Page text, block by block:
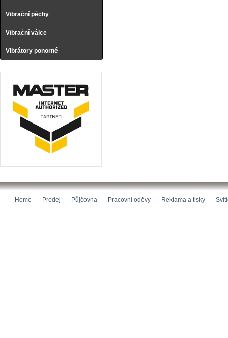
Vibrační pěchy
Vibrační válce
Vibrátory ponorné
Home Prodej Půjčovna Pracovní oděvy Reklama a tisky